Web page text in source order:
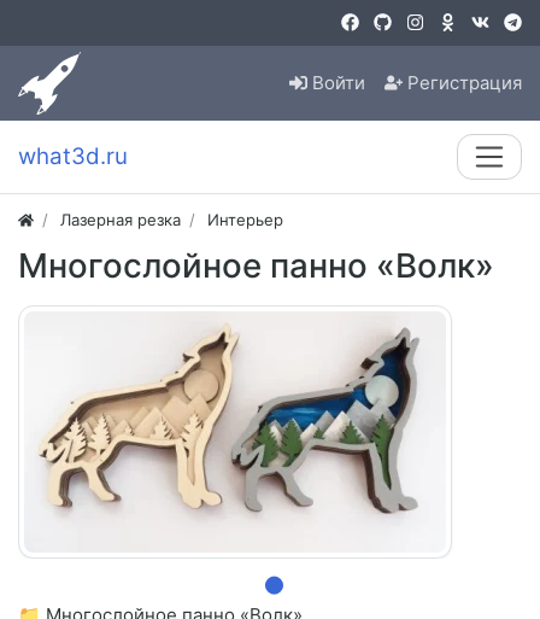
Войти Регистрация
what3d.ru
Лазерная резка Интерьер
Многослойное панно «Волк»